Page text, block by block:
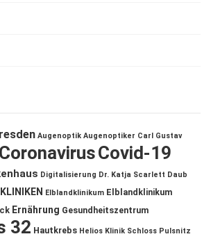
Augenoptik Augenoptiker Carl Gustav
CoronavirusCovid-19
Digitalisierung Dr. Katja Scarlett Daub
Elblandklinikum Elblandklinikum
Ernährung Gesundheitszentrum
32 Hautkrebs Helios Klinik Schloss Pulsnitz